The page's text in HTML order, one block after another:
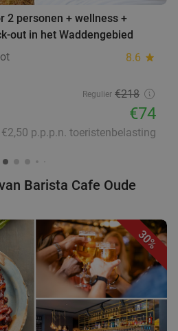
2 personen + wellness +
out in het Waddengebied
8.6 star
Regulier €218
€74
p.p.p.n. toeristenbelasting
Barista Cafe Oude
30%